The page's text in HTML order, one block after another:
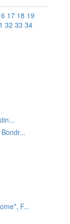
17 18 19
32 33 34
F...